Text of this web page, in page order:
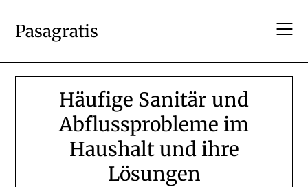
content
Pasagratis
Häufige Sanitär und
Abflussprobleme im
Haushalt und ihre
Lösungen